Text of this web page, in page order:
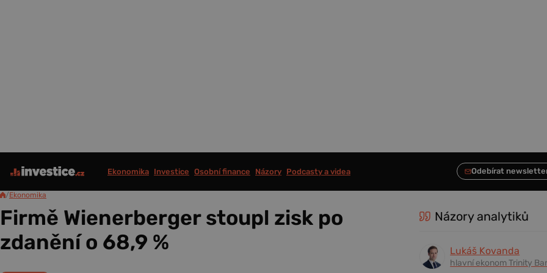
Ekonomika Investice Osobní finance Názory Podcasty a videa
/Ekonomika
Firmě Wienerberger stoupl zisk po
zdanění o 68,9 %
Názory analytiků
Lukáš Kovanda
hlavní ekonom Trinity